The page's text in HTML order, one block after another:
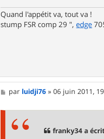
Quand l'appétit va, tout va !
stump FSR comp 29 ",edge
M
e
par luidji76 »06 juin 2011,
franky34 a